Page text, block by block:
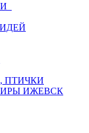
ПТИЧКИ
ИЖЕВСК